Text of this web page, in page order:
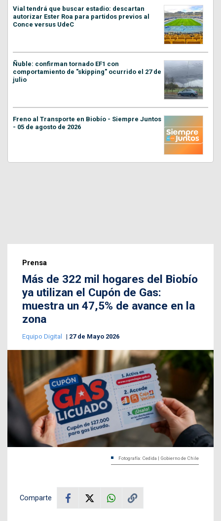
Vial tendrá que buscar estadio: descartan
autorizar Ester Roa para partidos previos al
Conce versus UdeC
Ñuble: confirman tornado EF1 con
comportamiento de "skipping" ocurrido el 27 de
julio
Freno al Transporte en Biobío - Siempre Juntos
- 05 de agosto de 2026
Prensa
Más de 322 mil hogares del Biobío
ya utilizan el Cupón de Gas:
muestra un 47,5% de avance en la
zona
Equipo Digital 27 de Mayo 2026
Fotografía: Cedida | Gobierno de Chile
Comparte